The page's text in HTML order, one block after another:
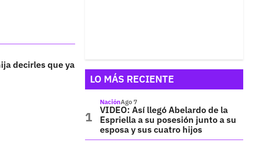
decirles que ya
LO MÁS RECIENTE
NaciónAgo 7
VIDEO: Así llegó Abelardo de la
Espriella a su posesión junto a su
esposa y sus cuatro hijos